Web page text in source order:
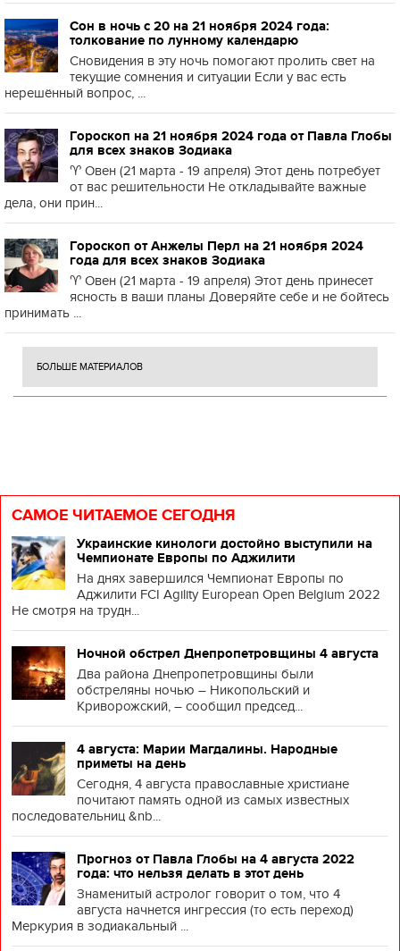
Сон в ночь с 20 на 21 ноября 2024 года:
толкование по лунному календарю
Сновидения в эту ночь помогают пролить свет на
текущие сомнения и ситуации Если у вас есть
нерешённый вопрос, ...
Гороскоп на 21 ноября 2024 года от Павла Глобы
для всех знаков Зодиака
♈️ Овен (21 марта - 19 апреля) Этот день потребует
от вас решительности Не откладывайте важные
дела, они прин...
Гороскоп от Анжелы Перл на 21 ноября 2024
года для всех знаков Зодиака
♈️ Овен (21 марта - 19 апреля) Этот день принесет
ясность в ваши планы Доверяйте себе и не бойтесь
принимать ...
БОЛЬШЕ МАТЕРИАЛОВ
САМОЕ ЧИТАЕМОЕ СЕГОДНЯ
Украинские кинологи достойно выступили на
Чемпионате Европы по Аджилити
На днях завершился Чемпионат Европы по
Аджилити FCI Agility European Open Belgium 2022
Не смотря на трудн...
Ночной обстрел Днепропетровщины 4 августа
Два района Днепропетровщины были
обстреляны ночью – Никопольский и
Криворожский, – сообщил председ...
4 августа: Марии Магдалины. Народные
приметы на день
Сегодня, 4 августа православные христиане
почитают память одной из самых известных
последовательниц &nb...
Прогноз от Павла Глобы на 4 августа 2022
года: что нельзя делать в этот день
Знаменитый астролог говорит о том, что 4
августа начнется ингрессия (то есть переход)
Меркурия в зодиакальный ...